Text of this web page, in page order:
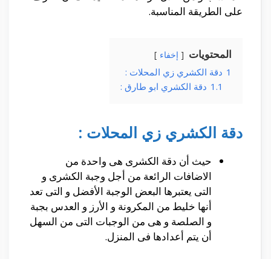
على الطريقة المناسبة.
المحتويات إخفاء
1 دقة الكشري زي المحلات :
1.1 دقة الكشري ابو طارق :
دقة الكشري زي المحلات :
حيث أن دقة الكشرى هى واحدة من
الاضافات الرائعة من أجل وجبة الكشرى و
التى يعتبرها البعض الوجبة الأفضل و التى تعد
أنها خليط من المكرونة و الأرز و العدس بجبة
و الصلصة و هى من الوجبات التى من السهل
أن يتم أعدادها فى المنزل.